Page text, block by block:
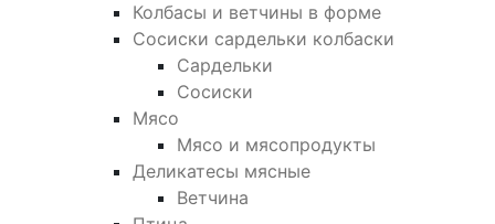
Колбасы и ветчины в форме
Сосиски сардельки колбаски
Сардельки
Сосиски
Мясо
Мясо и мясопродукты
Деликатесы мясные
Ветчина